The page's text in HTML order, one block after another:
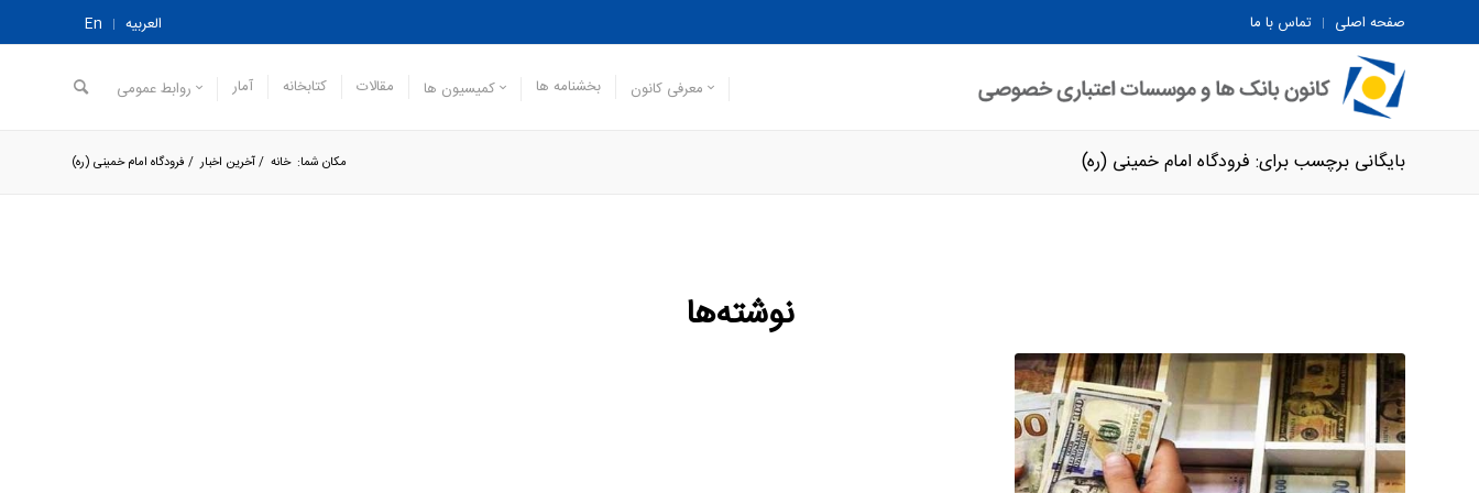
صفحه اصلی تماس با ما العربیه En
معرفی کانون بخشنامه ها کمیسیون ها مقالات کتابخانه آمار روابط عمومی
بایگانی برچسب برای: فرودگاه امام خمینی (ره) مکان شما: خانه /آخرین اخبار / فرودگاه امام خمینی (ره)
نوشته‌ها